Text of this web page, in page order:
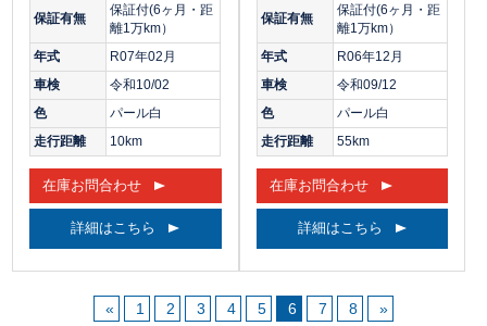
保証有無
保証付(6ヶ月・距
離1万km）
年式
R07年02月
車検
令和10/02
色
パール白
走行距離
10km
在庫お問合わせ
詳細はこちら
保証有無
保証付(6ヶ月・距
離1万km）
年式
R06年12月
車検
令和09/12
色
パール白
走行距離
55km
在庫お問合わせ
詳細はこちら
« 1 2 3 4 5 6 7 8 »